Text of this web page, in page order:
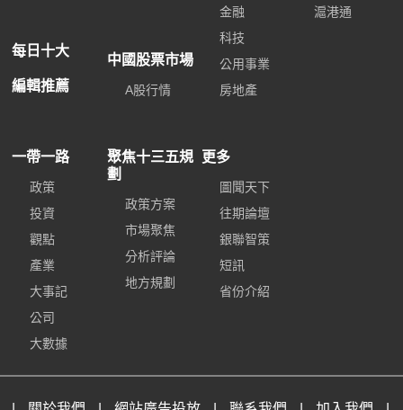
每日十大
編輯推薦
中國股票市場
A股行情
金融
科技
公用事業
房地產
滬港通
一帶一路
政策
投資
觀點
產業
大事記
公司
大數據
聚焦十三五規
劃
政策方案
市場聚焦
分析評論
地方規劃
更多
圖聞天下
往期論壇
銀聯智策
短訊
省份介紹